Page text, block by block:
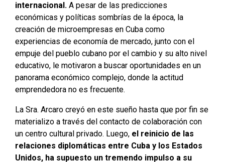
internacional. A pesar de las predicciones
económicas y políticas sombrías de la época, la
creación de microempresas en Cuba como
experiencias de economía de mercado, junto con el
empuje del pueblo cubano por el cambio y su alto nivel
educativo, le motivaron a buscar oportunidades en un
panorama económico complejo, donde la actitud
emprendedora no es frecuente.
La Sra. Arcaro creyó en este sueño hasta que por fin se
materializo a través del contacto de colaboración con
un centro cultural privado. Luego, el reinicio de las
relaciones diplomáticas entre Cuba y los Estados
Unidos, ha supuesto un tremendo impulso a su